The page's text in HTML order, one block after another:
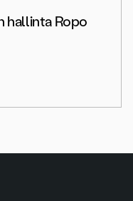
hallinta Ropo